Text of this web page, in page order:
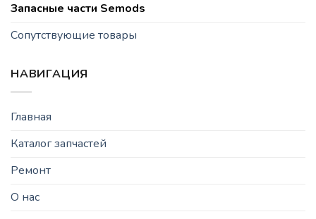
Запасные части Semods
Сопутствующие товары
НАВИГАЦИЯ
Главная
Каталог запчастей
Ремонт
О нас